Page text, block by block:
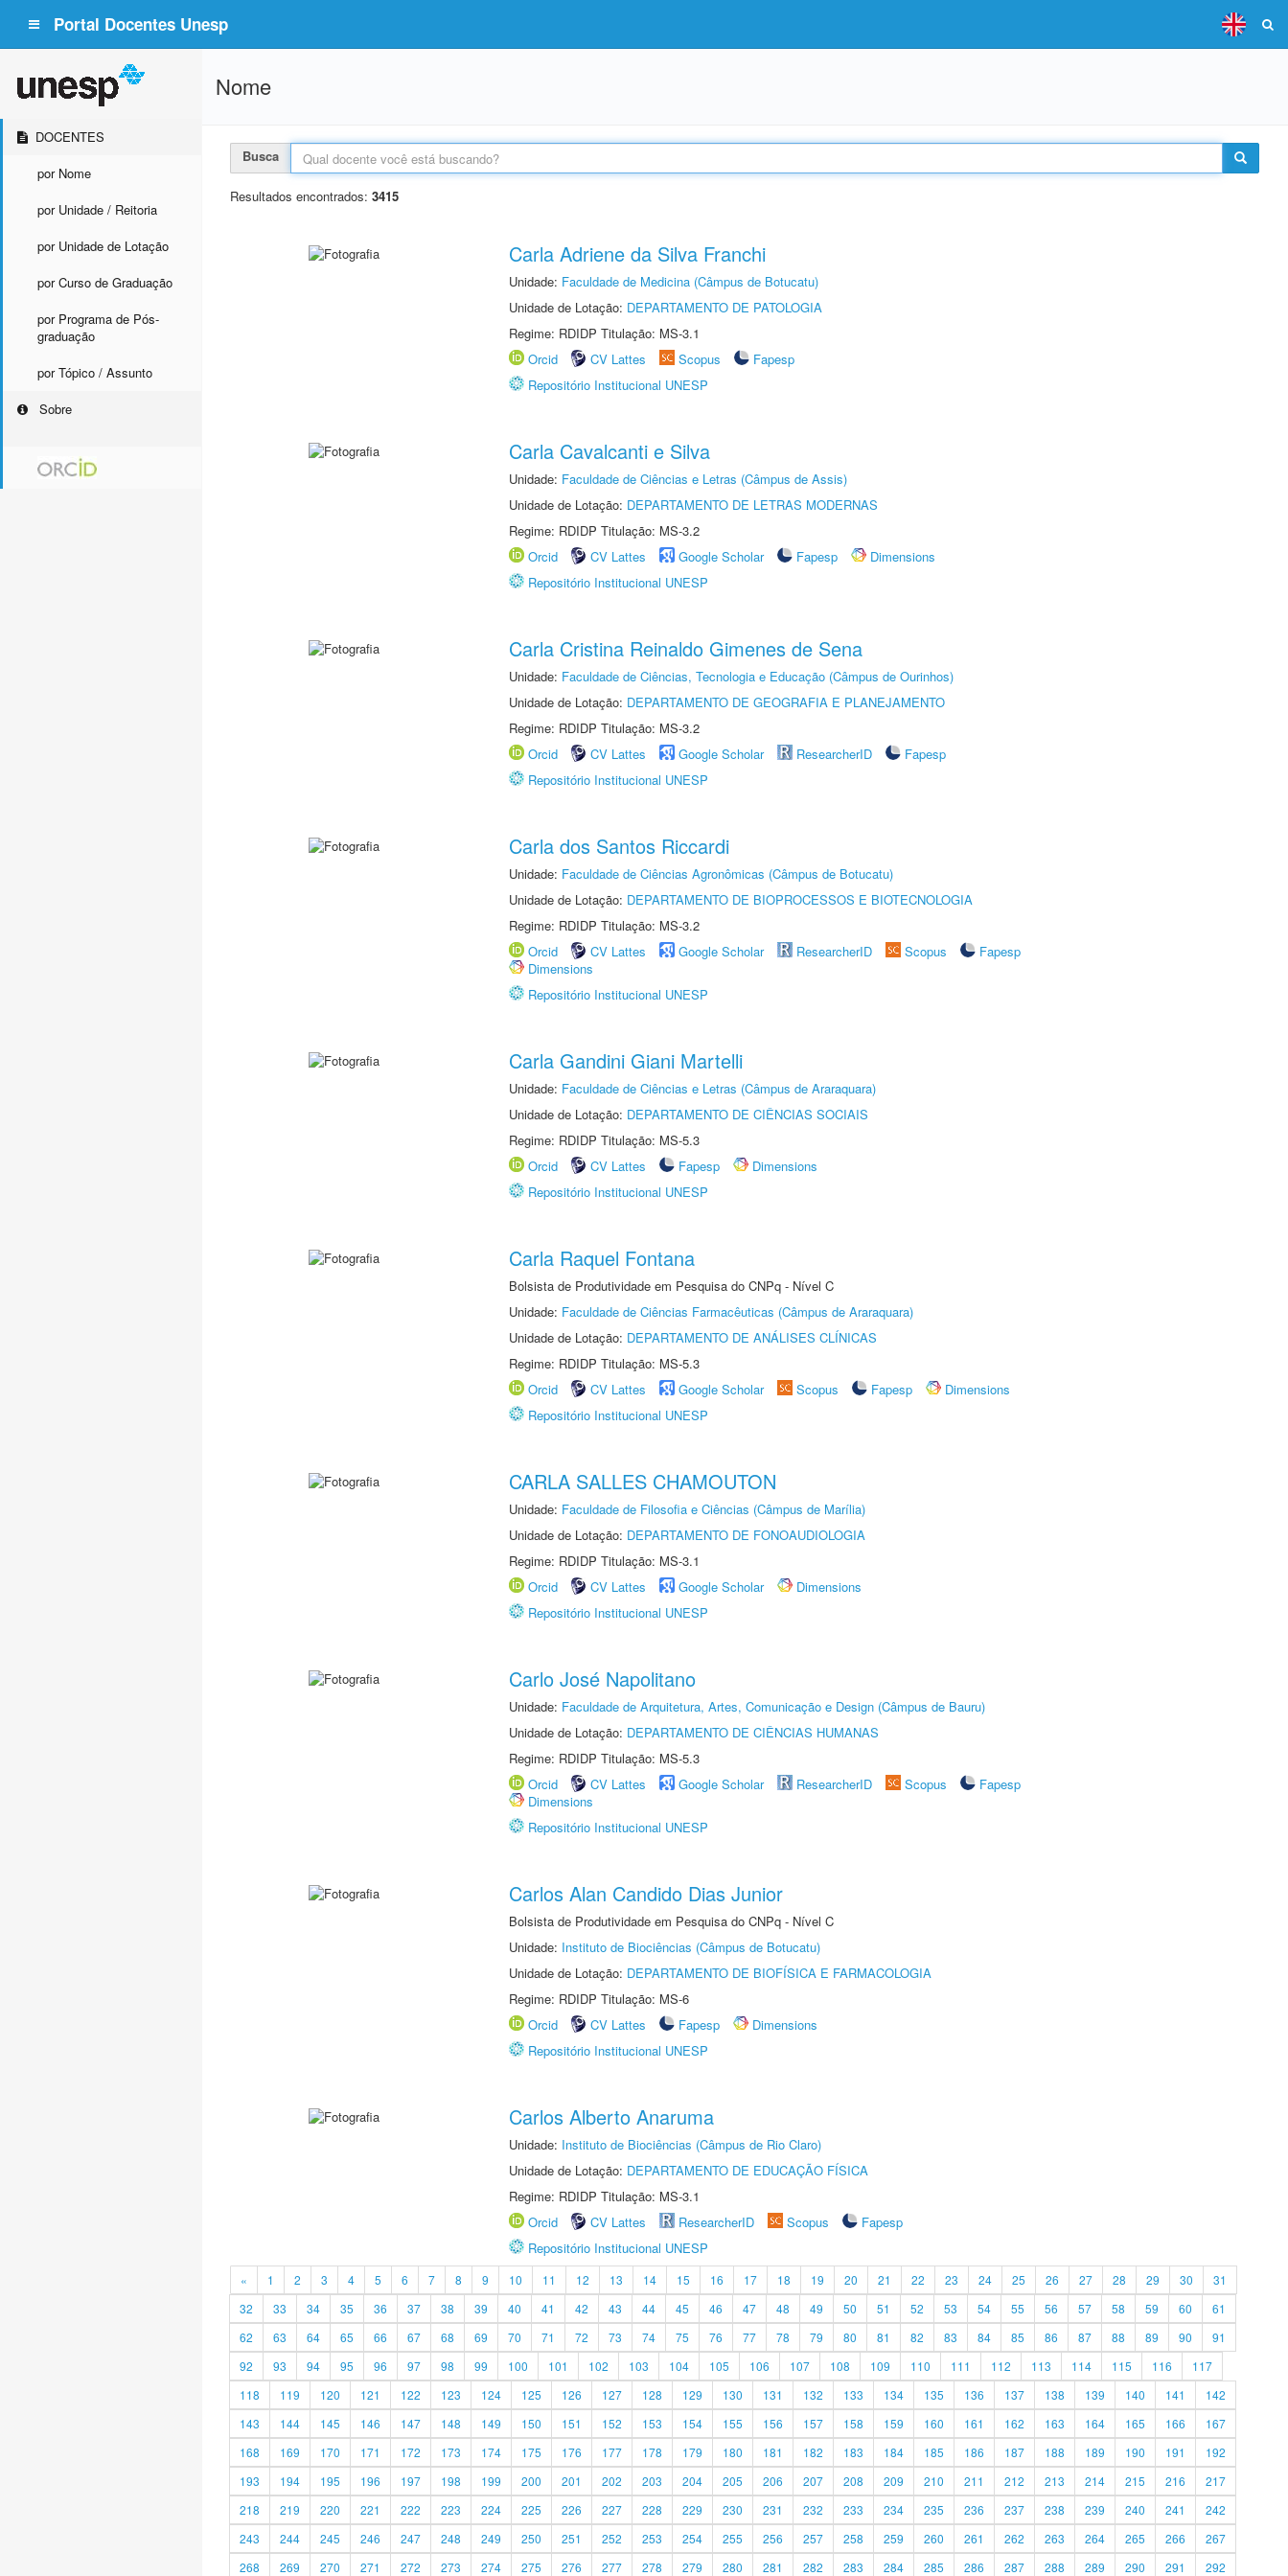
Portal Docentes Unesp
DOCENTES
por Nome
por Unidade / Reitoria
por Unidade de Lotação
por Curso de Graduação
por Programa de Pós-
graduação
por Tópico / Assunto
Sobre
Nome
Busca
Resultados encontrados: 3415
Carla Adriene da Silva Franchi
Unidade: Faculdade de Medicina (Câmpus de Botucatu)
Unidade de Lotação: DEPARTAMENTO DE PATOLOGIA
Regime: RDIDP Titulação: MS-3.1
Orcid
CV Lattes Scopus
Fapesp
Repositório Institucional UNESP
Carla Cavalcanti e Silva
Unidade: Faculdade de Ciências e Letras (Câmpus de Assis)
Unidade de Lotação: DEPARTAMENTO DE LETRAS MODERNAS
Regime: RDIDP Titulação: MS-3.2
Orcid
CV Lattes Google Scholar Fapesp
Dimensions
Repositório Institucional UNESP
Carla Cristina Reinaldo Gimenes de Sena
Unidade: Faculdade de Ciências, Tecnologia e Educação (Câmpus de Ourinhos)
Unidade de Lotação: DEPARTAMENTO DE GEOGRAFIA E PLANEJAMENTO
Regime: RDIDP Titulação: MS-3.2
Orcid
CV Lattes Google Scholar ResearcherID
Fapesp
Repositório Institucional UNESP
Carla dos Santos Riccardi
Unidade: Faculdade de Ciências Agronômicas (Câmpus de Botucatu)
Unidade de Lotação: DEPARTAMENTO DE BIOPROCESSOS E BIOTECNOLOGIA
Regime: RDIDP Titulação: MS-3.2
Orcid
CV Lattes Google Scholar ResearcherID Scopus
Fapesp
Dimensions
Repositório Institucional UNESP
Carla Gandini Giani Martelli
Unidade: Faculdade de Ciências e Letras (Câmpus de Araraquara)
Unidade de Lotação: DEPARTAMENTO DE CIÊNCIAS SOCIAIS
Regime: RDIDP Titulação: MS-5.3
Orcid
CV Lattes Fapesp
Dimensions
Repositório Institucional UNESP
Carla Raquel Fontana
Bolsista de Produtividade em Pesquisa do CNPq - Nível C
Unidade: Faculdade de Ciências Farmacêuticas (Câmpus de Araraquara)
Unidade de Lotação: DEPARTAMENTO DE ANÁLISES CLÍNICAS
Regime: RDIDP Titulação: MS-5.3
Orcid
CV Lattes Google Scholar Scopus Fapesp
Dimensions
Repositório Institucional UNESP
CARLA SALLES CHAMOUTON
Unidade: Faculdade de Filosofia e Ciências (Câmpus de Marília)
Unidade de Lotação: DEPARTAMENTO DE FONOAUDIOLOGIA
Regime: RDIDP Titulação: MS-3.1
Orcid
CV Lattes Google Scholar
Dimensions
Repositório Institucional UNESP
Carlo José Napolitano
Unidade: Faculdade de Arquitetura, Artes, Comunicação e Design (Câmpus de Bauru)
Unidade de Lotação: DEPARTAMENTO DE CIÊNCIAS HUMANAS
Regime: RDIDP Titulação: MS-5.3
Orcid
CV Lattes Google Scholar ResearcherID Scopus
Fapesp
Dimensions
Repositório Institucional UNESP
Carlos Alan Candido Dias Junior
Bolsista de Produtividade em Pesquisa do CNPq - Nível C
Unidade: Instituto de Biociências (Câmpus de Botucatu)
Unidade de Lotação: DEPARTAMENTO DE BIOFÍSICA E FARMACOLOGIA
Regime: RDIDP Titulação: MS-6
Orcid
CV Lattes Fapesp
Dimensions
Repositório Institucional UNESP
Carlos Alberto Anaruma
Unidade: Instituto de Biociências (Câmpus de Rio Claro)
Unidade de Lotação: DEPARTAMENTO DE EDUCAÇÃO FÍSICA
Regime: RDIDP Titulação: MS-3.1
Orcid
CV Lattes ResearcherID Scopus
Fapesp
Repositório Institucional UNESP
« 1 2 3 4 5 6 7 8 9 10 11 12 13 14 15 16 17 18 19 20 21 22 23 24 25 26 27 28 29 30
31
32
33 34 35 36 37 38 39 40 41 42 43 44 45 46 47 48 49 50 51 52 53 54 55 56 57 58 59 60
61
62
63 64 65 66 67 68 69 70 71 72 73 74 75 76 77 78 79 80 81 82 83 84 85 86 87 88 89 90
91
92
93 94 95 96 97 98 99 100 101 102 103 104 105 106 107 108 109 110 111 112 113 114 115 116
117
118
119 120 121 122 123 124 125 126 127 128 129 130 131 132 133 134 135 136 137 138 139 140 141
142
143
144 145 146 147 148 149 150 151 152 153 154 155 156 157 158 159 160 161 162 163 164 165 166
167
168
169 170 171 172 173 174 175 176 177 178 179 180 181 182 183 184 185 186 187 188 189 190 191
192
193
194 195 196 197 198 199 200 201 202 203 204 205 206 207 208 209 210 211 212 213 214 215 216
217
218
219 220 221 222 223 224 225 226 227 228 229 230 231 232 233 234 235 236 237 238 239 240 241
242
243
244 245 246 247 248 249 250 251 252 253 254 255 256 257 258 259 260 261 262 263 264 265 266
267
268
269 270 271 272 273 274 275 276 277 278 279 280 281 282 283 284 285 286 287 288 289 290 291 292